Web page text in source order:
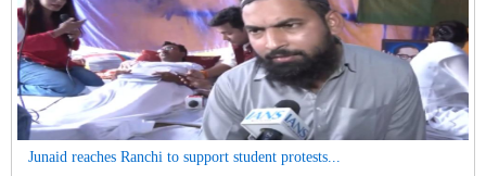
Junaid reaches Ranchi to support student protests...